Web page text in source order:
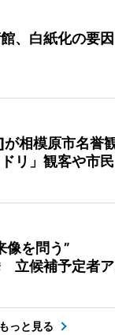
、白紙化の要
相模原市名誉
リ」観客や市
像を問う”
立候補予定者ア
もっと見る